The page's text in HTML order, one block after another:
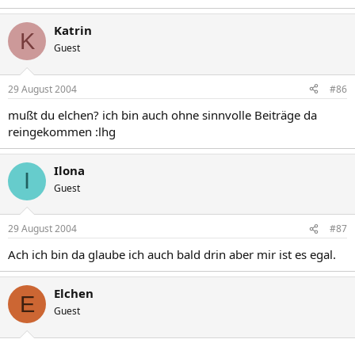
K Katrin
Guest
29 August 2004 #86
mußt du elchen? ich bin auch ohne sinnvolle Beiträge da
reingekommen :lhg
I Ilona
Guest
29 August 2004 #87
Ach ich bin da glaube ich auch bald drin aber mir ist es egal.
E Elchen
Guest